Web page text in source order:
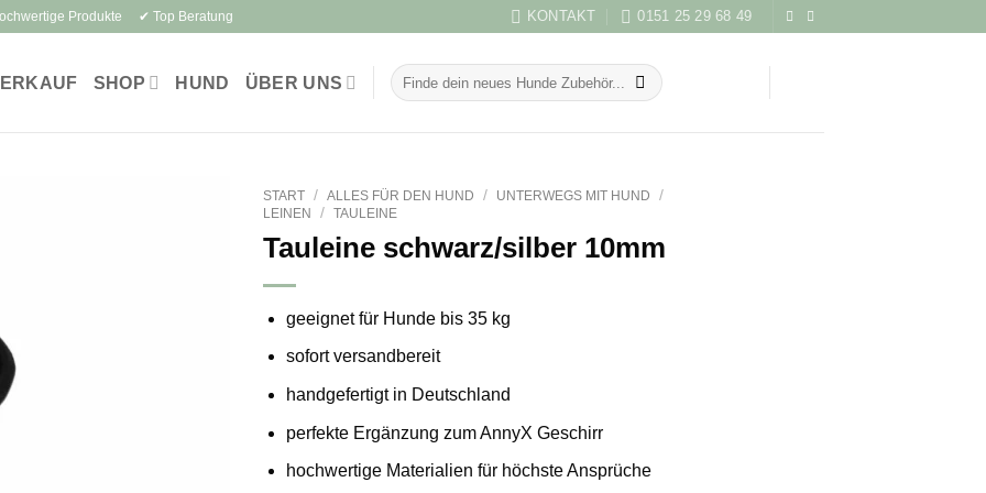
Produkte ✔ Top Beratung KONTAKT 0151 25 29 68 49
SHOP HUND ÜBER UNS
Suchen
nach:
START / ALLES FÜR DEN HUND / UNTERWEGS MIT HUND /
LEINEN / TAULEINE
Tauleine schwarz/silber 10mm
geeignet für Hunde bis35 kg
sofort versandbereit
handgefertigt in Deutschland
perfekte Ergänzung zum AnnyX Geschirr
hochwertige Materialien für höchste Ansprüche